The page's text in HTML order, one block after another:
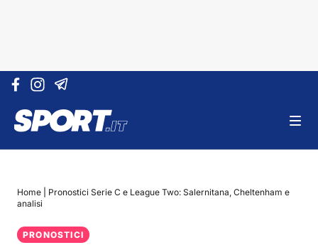
Vai al contenuto
Home
Pronostici Serie C e League Two: Salernitana, Cheltenham e
analisi
PRONOSTICI